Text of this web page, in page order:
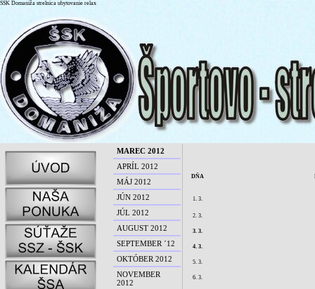
SSK Domaniža strelnica ubytovanie relax
DŇA
1. 3.
2. 3.
3. 3.
4. 3.
5. 3.
6. 3.
MAREC 2012
APRÍL 2012
MÁJ 2012
JÚN 2012
JÚL 2012
AUGUST 2012
SEPTEMBER ´12
OKTÓBER 2012
NOVEMBER
2012